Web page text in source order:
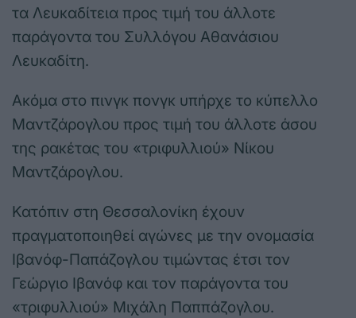
τα Λευκαδίτεια προς τιμή του άλλοτε
παράγοντα του Συλλόγου Αθανάσιου
Λευκαδίτη.
Ακόμα στο πινγκ πονγκ υπήρχε το κύπελλο
Μαντζάρογλου προς τιμή του άλλοτε άσου
της ρακέτας του «τριφυλλιού» Νίκου
Μαντζάρογλου.
Κατόπιν στη Θεσσαλονίκη έχουν
πραγματοποιηθεί αγώνες με την ονομασία
Ιβανόφ-Παπάζογλου τιμώντας έτσι τον
Γεώργιο Ιβανόφ και τον παράγοντα του
«τριφυλλιού» Μιχάλη Παππάζογλου.